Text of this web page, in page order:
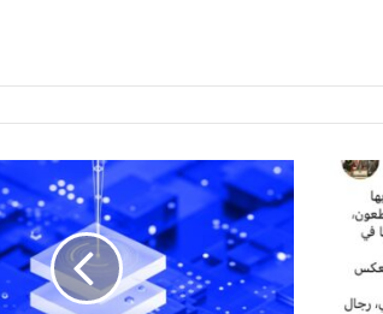
ت
ص
ي
G